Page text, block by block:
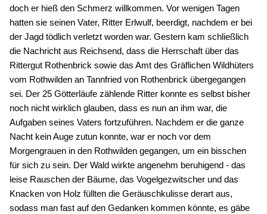
doch er hieß den Schmerz willkommen. Vor wenigen Tagen
hatten sie seinen Vater, Ritter Erlwulf, beerdigt, nachdem er bei
der Jagd tödlich verletzt worden war. Gestern kam schließlich
die Nachricht aus Reichsend, dass die Herrschaft über das
Rittergut Rothenbrick sowie das Amt des Gräflichen Wildhüters
vom Rothwilden an Tannfried von Rothenbrick übergegangen
sei. Der 25 Götterläufe zählende Ritter konnte es selbst bisher
noch nicht wirklich glauben, dass es nun an ihm war, die
Aufgaben seines Vaters fortzuführen. Nachdem er die ganze
Nacht kein Auge zutun konnte, war er noch vor dem
Morgengrauen in den Rothwilden gegangen, um ein bisschen
für sich zu sein. Der Wald wirkte angenehm beruhigend - das
leise Rauschen der Bäume, das Vogelgezwitscher und das
Knacken von Holz füllten die Geräuschkulisse derart aus,
sodass man fast auf den Gedanken kommen könnte, es gäbe